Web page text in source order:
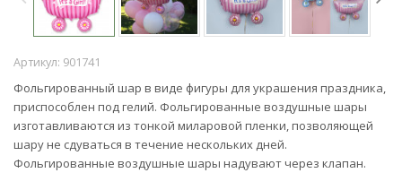
Артикул: 901741
Фольгированный шар в виде фигуры для украшения праздника,
приспособлен под гелий. Фольгированные воздушные шары
изготавливаются из тонкой миларовой пленки, позволяющей
шару не сдуваться в течение нескольких дней.
Фольгированные воздушные шары надувают через клапан.